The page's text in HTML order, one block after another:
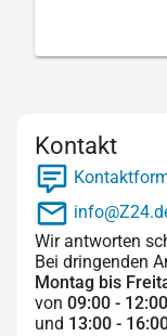
Kontakt
Wir antworten
Bei dringenden
Montag bis
von 09:00 - 12:00
und 13:00 -